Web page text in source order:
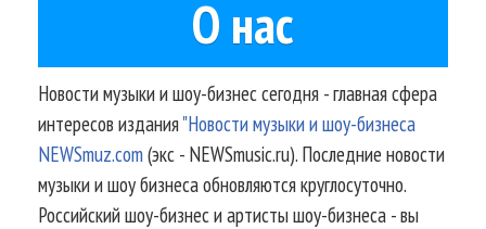
О нас
Новости музыки и шоу-бизнес сегодня - главная сфера
интересов издания"Новости музыки и шоу-бизнеса
NEWSmuz.com(экс - NEWSmusic.ru). Последние новости
музыки и шоу бизнеса обновляются круглосуточно.
Российский шоу-бизнес и артисты шоу-бизнеса - вы